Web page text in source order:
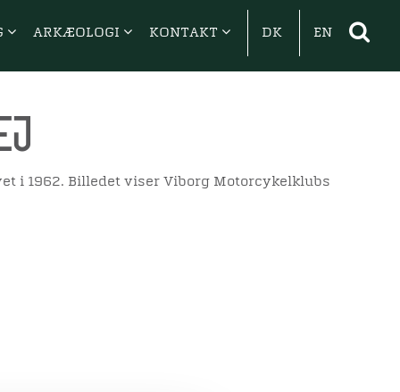
ARKÆOLOGI KONTAKT DK EN
i 1962. Billedet viser Viborg Motorcykelklubs